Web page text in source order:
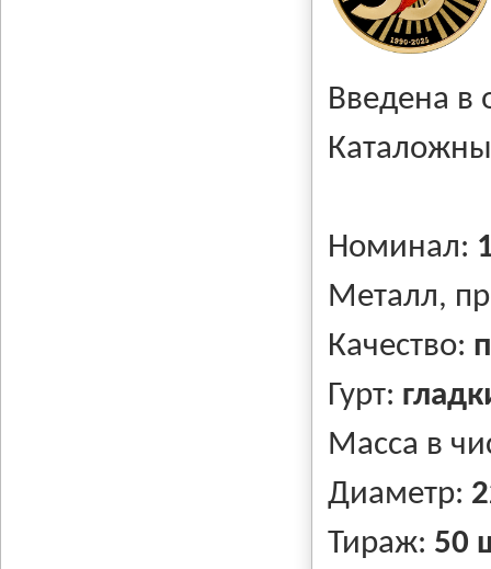
Введена
Номинал:
Металл,
Качество:
Гурт:
Масса в
Диаметр:
Тираж: 50